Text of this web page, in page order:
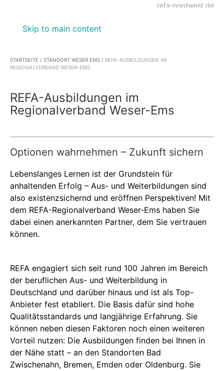
Skip to main content
refa-nordwest.de
STARTSEITE / STANDORT WESER EMS / REFA-AUSBILDUNGEN IM
REGIONALVERBAND WESER-EMS
REFA-Ausbildungen im
Regionalverband Weser-Ems
Optionen wahrnehmen – Zukunft sichern
Lebenslanges Lernen ist der Grundstein für
anhaltenden Erfolg – Aus- und Weiterbildungen sind
also existenzsichernd und eröffnen Perspektiven! Mit
dem REFA-Regionalverband Weser-Ems haben Sie
dabei einen anerkannten Partner, dem Sie vertrauen
können.
REFA engagiert sich seit rund 100 Jahren im Bereich
der beruflichen Aus- und Weiterbildung in
Deutschland und darüber hinaus und ist als Top-
Anbieter fest etabliert. Die Basis dafür sind hohe
Qualitätsstandards und langjährige Erfahrung. Sie
können neben diesen Faktoren noch einen weiteren
Vorteil nutzen: Die Ausbildungen finden bei Ihnen in
der Nähe statt – an den Standorten Bad
Zwischenahn, Bremen, Emden oder Oldenburg. Sie